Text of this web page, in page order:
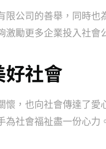
公司的善舉，同時
勵更多企業投入社會
社會
，也向社會傳達了
社會福祉盡一份心力